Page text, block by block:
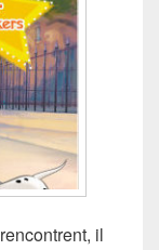
il